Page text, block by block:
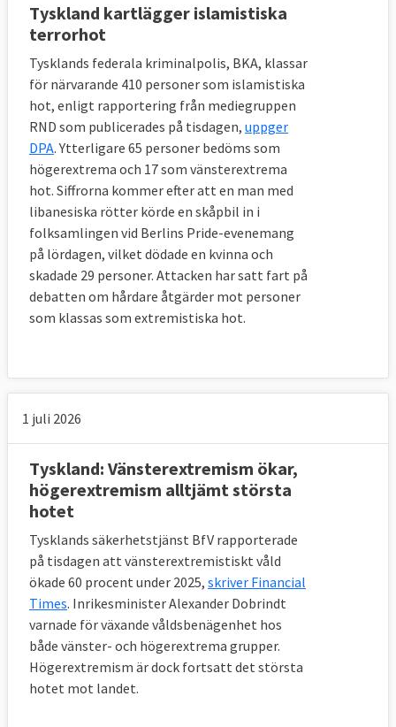
hotet framfördes i ett sådant
terrorismsyfte.
7. Hur ser EU:s terroriststrategi ut?
EU har enanti-terroriststrategifrån 2005.
Den står på fyra ben:
1.Förebygga: Att hantera grundläggande
orsaker till radikalisering och rekrytering
2. Skydda: Att skydda både byggnader,
infrastruktur och personer från eventuella
terroristattacker
3. Förfölja: Att förstöra terroristers
dem
4. Agera: Att förbereda, hantera och
terroristattack med bland annat bättre
riskbedömningar och samordning mellan
I strategin understryks även vikten av
samarbete med länder och partner utanför
EU för att komma åt terrorister.
8. Vilka EU-lagar finns i dag för att
bekämpa terrorism?
Tyskland kartlägger islamistiska
terrorhot
Tysklands federala kriminalpolis, BKA, klassar
för närvarande 410 personer som islamistiska
hot, enligt rapportering från mediegruppen
RND som publicerades på tisdagen, uppger
DPA. Ytterligare 65 personer bedöms som
högerextrema och 17 som vänsterextrema
hot. Siffrorna kommer efter att en man med
libanesiska rötter körde en skåpbil in i
folksamlingen vid Berlins Pride-evenemang
på lördagen, vilket dödade en kvinna och
skadade 29 personer. Attacken har satt fart på
debatten om hårdare åtgärder mot personer
som klassas som extremistiska hot.
1 juli 2026
Tyskland: Vänsterextremism ökar,
högerextremism alltjämt största
hotet
Tysklands säkerhetstjänst BfV rapporterade
på tisdagen att vänsterextremistiskt våld
ökade 60 procent under 2025, skriver Financial
Times. Inrikesminister Alexander Dobrindt
varnade för växande våldsbenägenhet hos
både vänster- och högerextrema grupper.
Högerextremism är dock fortsatt det största
hotet mot landet.